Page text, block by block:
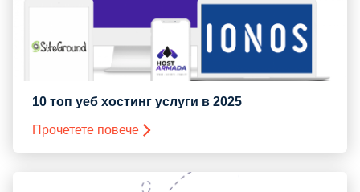
10 топ уеб хостинг услуги в 2025
Прочетете повече